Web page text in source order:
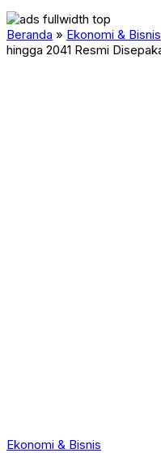
Beranda » Ekonomi & Bisnis
hingga 2041 Resmi
Ekonomi & Bisnis